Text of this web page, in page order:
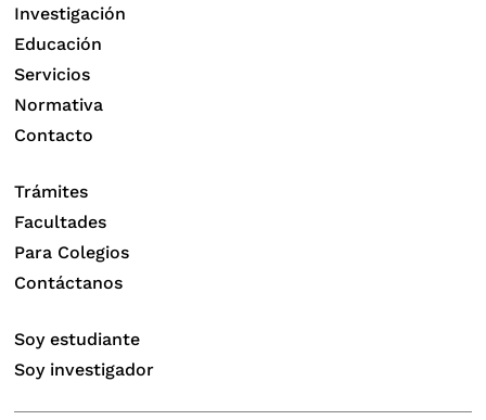
Investigación
Educación
Servicios
Normativa
Contacto
Trámites
Facultades
Para Colegios
Contáctanos
Soy estudiante
Soy investigador